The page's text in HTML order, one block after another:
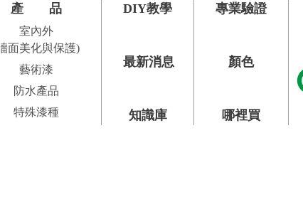
的結構，可幫忙吸收濕度、隔熱、隔音、吸收廢氣以提高
。
產品
室內外
面美化與保護)
藝術漆
防水產品
特殊漆種
DIY教學
最新消息
知識庫
專業驗證
顏色
哪裡買